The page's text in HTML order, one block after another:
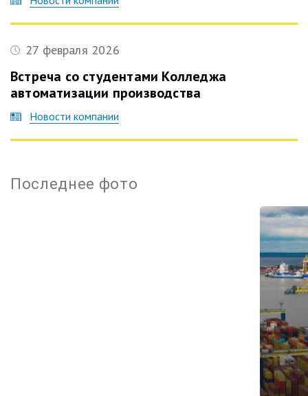
27 февраля 2026
Встреча со студентами Колледжа
автоматизации производства
Новости компании
Последнее фото